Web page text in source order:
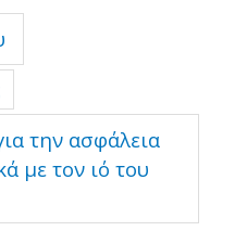
την ασφάλεια
με τον ιό του